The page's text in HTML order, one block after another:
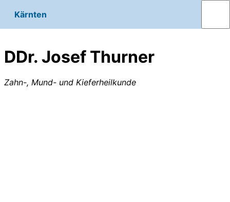
Kärnten
DDr. Josef Thurner
Zahn-, Mund- und Kieferheilkunde